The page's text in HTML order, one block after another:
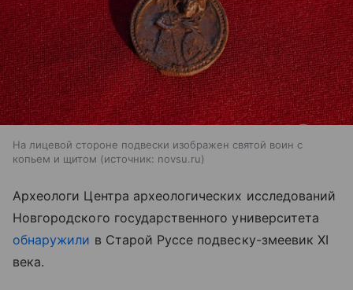
На лицевой стороне подвески изображен святой воин с
копьем и щитом
источник: novsu.ru
Археологи Центра археологических исследований
Новгородского государственного университета
обнаружили в Старой Руссе подвеску-змеевик XI
века.